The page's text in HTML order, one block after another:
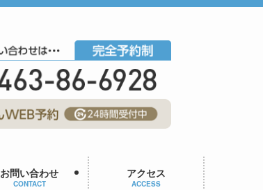
お問い合わせ
CONTACT
アクセス
ACCESS